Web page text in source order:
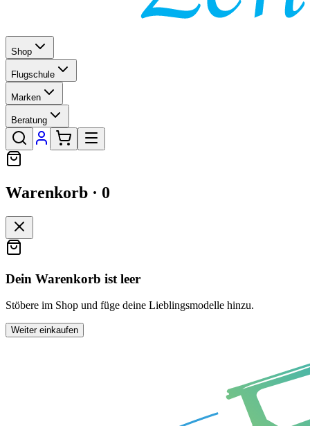
Shop
Flugschule
Marken
Beratung
Warenkorb · 0
Dein Warenkorb ist leer
Stöbere im Shop und füge deine Lieblingsmodelle hinzu.
Weiter einkaufen